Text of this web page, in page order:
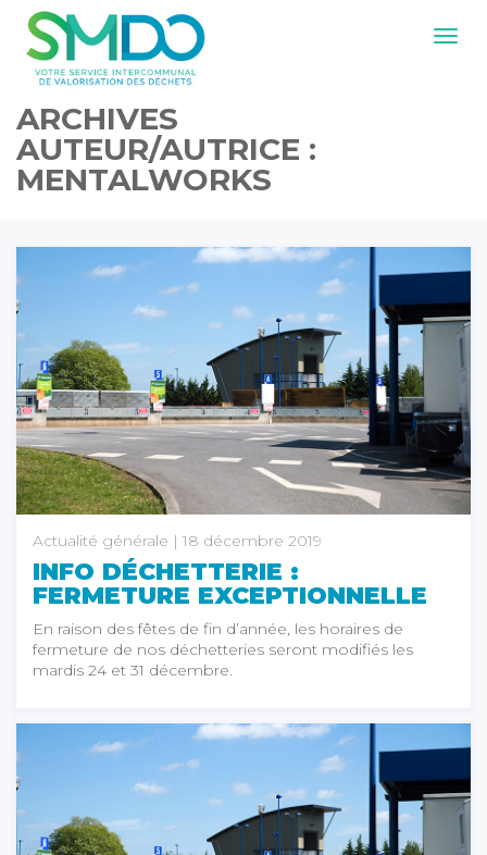
ARCHIVES
AUTEUR/AUTRICE :
MENTALWORKS
Actualité générale | 18 décembre 2019
INFO DÉCHETTERIE :
FERMETURE EXCEPTIONNELLE
En raison des fêtes de fin d’année, les horaires de
fermeture de nos déchetteries seront modifiés les
mardis 24 et 31 décembre.